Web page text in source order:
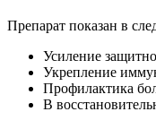
Препарат показан в
Усиление
Укрепление
Профилактика
В